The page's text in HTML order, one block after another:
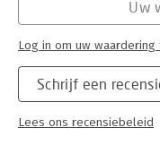
Doelgroep
Rekenen met
Schrijf een
Lees ons recensiebeleid
Uw
Log in om uw